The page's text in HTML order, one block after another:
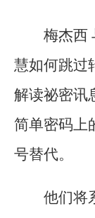
梅杰西
慧如何跳过
解读祕密讯
简单密码上
号替代。
他们将